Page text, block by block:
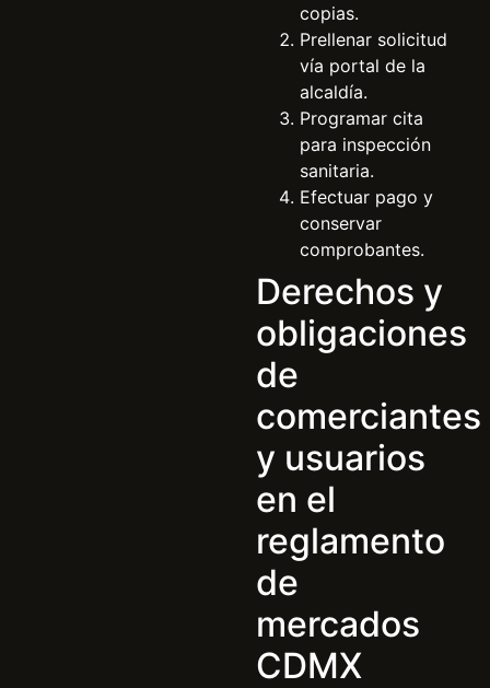
copias.
Prellenar solicitud
vía portal de la
alcaldía.
Programar cita
para inspección
sanitaria.
Efectuar pago y
conservar
comprobantes.
Derechos y
obligaciones
de
comerciantes
y usuarios
en el
reglamento
de
mercados
CDMX